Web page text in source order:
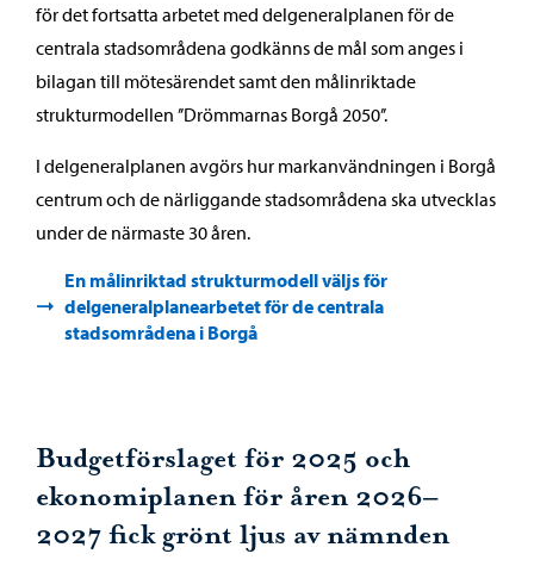
för det fortsatta arbetet med delgeneralplanen för de
centrala stadsområdena godkänns de mål som anges i
bilagan till mötesärendet samt den målinriktade
strukturmodellen ’’Drömmarnas Borgå 2050’’.
I delgeneralplanen avgörs hur markanvändningen i Borgå
centrum och de närliggande stadsområdena ska utvecklas
under de närmaste 30 åren.
En målinriktad strukturmodell väljs för
delgeneralplanearbetet för de centrala
stadsområdena i Borgå
Budgetförslaget för 2025 och
ekonomiplanen för åren 2026–
2027 fick grönt ljus av nämnden